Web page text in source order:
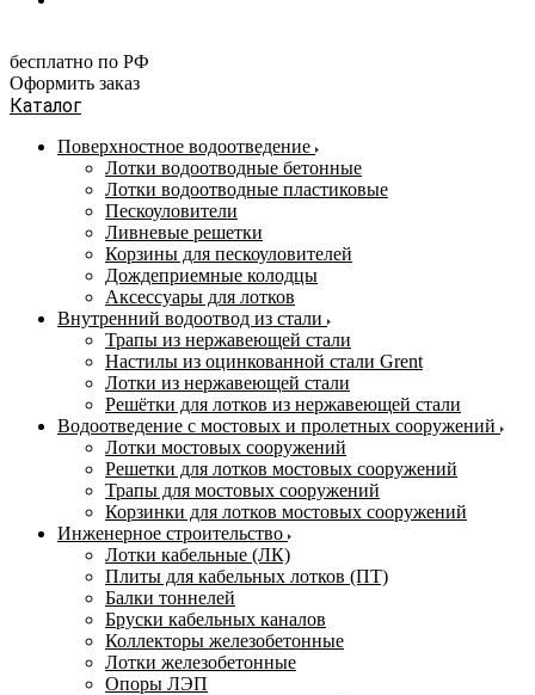
бесплатно по РФ
Оформить заказ
Каталог
Поверхностное водоотведение
Лотки водоотводные бетонные
Лотки водоотводные пластиковые
Пескоуловители
Ливневые решетки
Корзины для пескоуловителей
Дождеприемные колодцы
Аксессуары для лотков
Внутренний водоотвод из стали
Трапы из нержавеющей стали
Настилы из оцинкованной стали Grent
Лотки из нержавеющей стали
Решётки для лотков из нержавеющей стали
Водоотведение с мостовых и пролетных сооружений
Лотки мостовых сооружений
Решетки для лотков мостовых сооружений
Трапы для мостовых сооружений
Корзинки для лотков мостовых сооружений
Инженерное строительство
Лотки кабельные (ЛК)
Плиты для кабельных лотков (ПТ)
Балки тоннелей
Бруски кабельных каналов
Коллекторы железобетонные
Лотки железобетонные
Опоры ЛЭП